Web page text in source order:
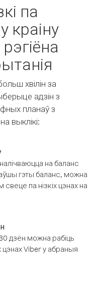
па
краіну
хвілін за
адзін з
планаў з
выклікі:
на баланс
гэты баланс, можна
па нізкіх цэнах на
дзён можна рабіць
цэнах Viber у абраныя